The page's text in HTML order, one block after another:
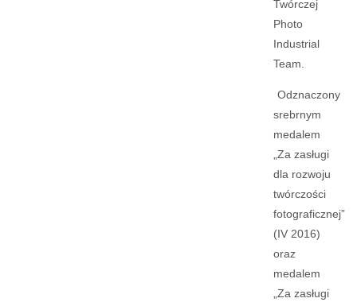
Twórczej
Photo
Industrial
Team.
Odznaczony
srebrnym
medalem
„Za zasługi
dla rozwoju
twórczości
fotograficznej”
(IV 2016)
oraz
medalem
„Za zasługi